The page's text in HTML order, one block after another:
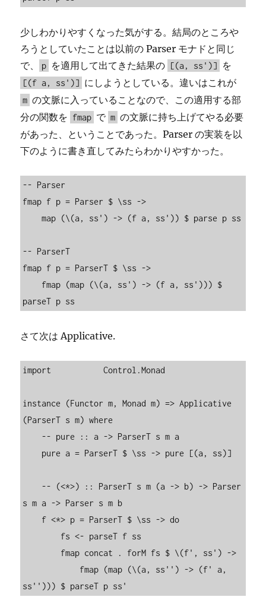
少しわかりやすくなった気がする。結局のところや
ろうとしていたことは以前の Parser モナドと同じ
で、
p を適用して出てきた結果の [(a, ss')] を
[(f a, ss')] にしようとしている。違いはこれが
m の文脈に入っていることなので、この適用する部
分の関数を fmap で m の文脈に持ち上げてやる必要
があった、ということであった。Parser の実装を以
下のように書き直してみたらわかりやすかった。
-- Parser
fmap f p = Parser $ \ss ->
    map (\(a, ss') -> (f a, ss')) $ parse p ss
-- ParserT
fmap f p = ParserT $ \ss ->
parseT p ss
さて次は Applicative.
import           Control.Monad
instance (Functor m, Monad m) => Applicative
(ParserT s m) where
s m a -> Parser s m b
ss''))) $ parseT p ss'